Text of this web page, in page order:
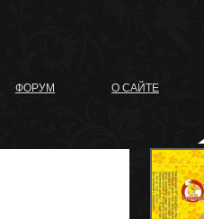
ФОРУМ О САЙТЕ